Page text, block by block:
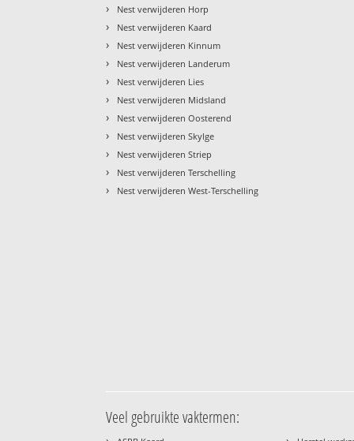
› Nest verwijderen Horp
› Nest verwijderen Kaard
› Nest verwijderen Kinnum
› Nest verwijderen Landerum
› Nest verwijderen Lies
› Nest verwijderen Midsland
› Nest verwijderen Oosterend
› Nest verwijderen Skylge
› Nest verwijderen Striep
› Nest verwijderen Terschelling
› Nest verwijderen West-Terschelling
Veel gebruikte vaktermen: